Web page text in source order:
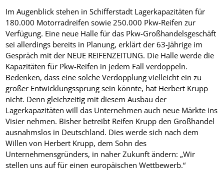
Im Augenblick stehen in Schifferstadt Lagerkapazitäten für
180.000 Motorradreifen sowie 250.000 Pkw-Reifen zur
Verfügung. Eine neue Halle für das Pkw-Großhandelsgeschäft
sei allerdings bereits in Planung, erklärt der 63-Jährige im
Gespräch mit der NEUE REIFENZEITUNG. Die Halle werde die
Kapazitäten für Pkw-Reifen in jedem Fall verdoppeln.
Bedenken, dass eine solche Verdopplung vielleicht ein zu
großer Entwicklungssprung sein könnte, hat Herbert Krupp
nicht. Denn gleichzeitig mit diesem Ausbau der
Lagerkapazitäten will das Unternehmen auch neue Märkte ins
Visier nehmen. Bisher betreibt Reifen Krupp den Großhandel
ausnahmslos in Deutschland. Dies werde sich nach dem
Willen von Herbert Krupp, dem Sohn des
Unternehmensgründers, in naher Zukunft ändern: „Wir
stellen uns auf für einen europäischen Wettbewerb.“